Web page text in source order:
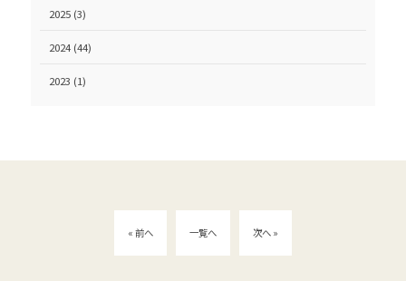
2025(3)
2024(44)
2023 (1)
« 前へ 一覧へ 次へ »